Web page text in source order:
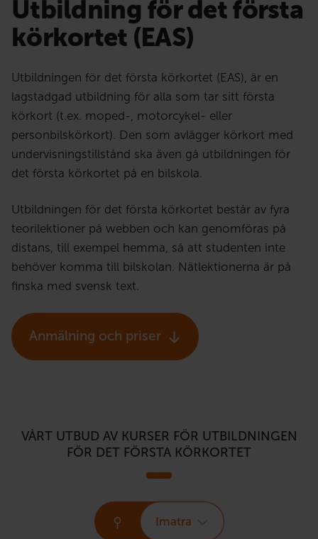
Utbildning för det första
körkortet (EAS)
Utbildningen för det första körkortet (EAS), är en
lagstadgad utbildning för alla som tar sitt första
körkort (t.ex. moped-, motorcykel- eller
personbilskörkort). Den som avlägger körkort med
undervisningstillstånd ska även gå utbildningen för
det första körkortet på en bilskola.
Utbildningen för det första körkortet består av fyra
teorilektioner på webben och kan genomföras på
distans, till exempel hemma, så att studenten inte
behöver komma till bilskolan. Nätlektionerna är på
finska med svensk text.
Anmälning och priser
VÅRT UTBUD AV KURSER FÖR UTBILDNINGEN
FÖR DET FÖRSTA KÖRKORTET
Imatra